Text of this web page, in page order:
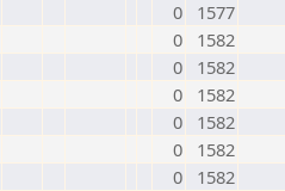
0
1577
0
1582
0
1582
0
1582
0
1582
0
1582
0
1582